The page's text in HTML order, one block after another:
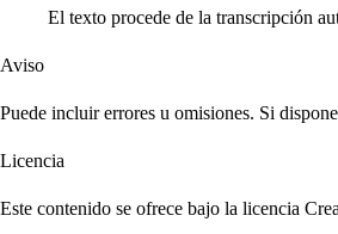
El texto procede de la transcripción
Aviso
Puede incluir errores u omisiones. Si
Licencia
Este contenido se ofrece bajo la licencia